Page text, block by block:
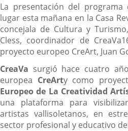
La presentación del
lugar esta mañana en la Casa
concejala de Cultura y
Cless, coordinador de
proyecto europeo CreArt, Juan
CreaVa surgió hace cuatro
europea CreArty como
Europeo de La Creatividad
una plataforma para
artistas vallisoletanos, en
sector profesional y educativo